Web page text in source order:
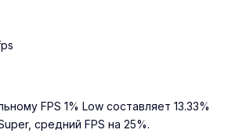
FPS 1% Low составляет 13.33%
средний FPS на 25%.